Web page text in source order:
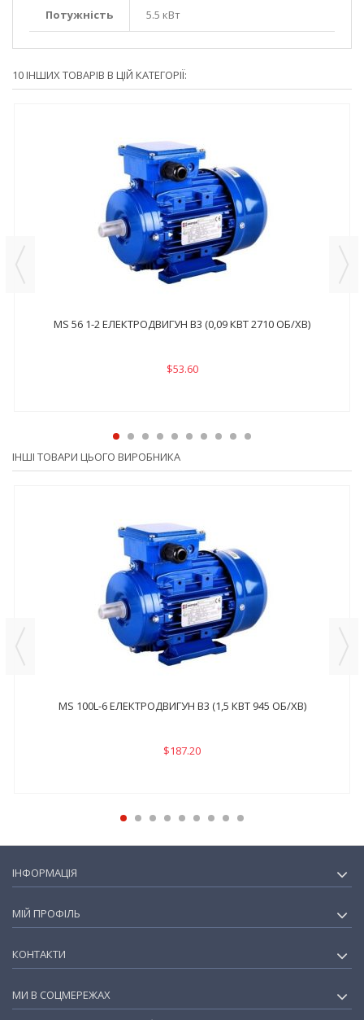
Потужність 5.5 кВт
10 ІНШИХ ТОВАРІВ В ЦІЙ КАТЕГОРІЇ:
MS 56 1-2 ЕЛЕКТРОДВИГУН B3 (0,09 КВТ 2710 ОБ/ХВ)
$53.60
ІНШІ ТОВАРИ ЦЬОГО ВИРОБНИКА
MS 100L-6 ЕЛЕКТРОДВИГУН B3 (1,5 КВТ 945 ОБ/ХВ)
$187.20
ІНФОРМАЦІЯ
МІЙ ПРОФІЛЬ
КОНТАКТИ
МИ В СОЦМЕРЕЖАХ